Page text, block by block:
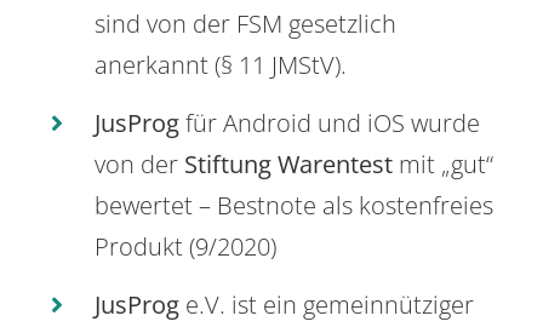
sind von der FSM gesetzlich
anerkannt (§ 11 JMStV).
JusProgfür Android und iOS wurde
von der Stiftung Warentest mit „gut“
bewertet – Bestnote als kostenfreies
Produkt (9/2020)
JusProg e.V. ist ein gemeinnütziger